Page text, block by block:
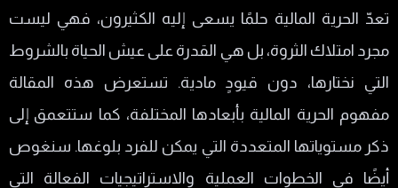
تعدّ الحرية المالية حلمًا يسعى إليه الكثيرون، فهي ليست
مجرد امتلاك الثروة، بل هي القدرة على عيش الحياة بالشروط
التي نختارها، دون قيودٍ مادية. تستعرض هذه المقالة
مفهوم الحرية المالية بأبعادها المختلفة، كما ستتعمق إلى
ذكر مستوياتها المتعددة التي يمكن للفرد بلوغها. سنغوص
أيضًا في الخطوات العملية والاستراتيجيات الفعالة التي